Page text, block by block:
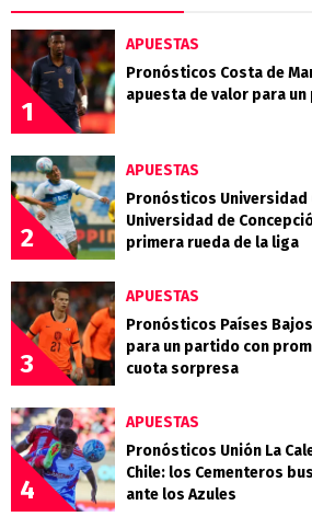
1
APUESTAS
Pronósticos Costa de
apuesta de valor para
2
APUESTAS
Pronósticos Universidad
Universidad de
primera rueda de la liga
3
APUESTAS
Pronósticos Países
para un partido con
cuota sorpresa
4
APUESTAS
Pronósticos Unión La
Chile: los Cementeros
ante los Azules